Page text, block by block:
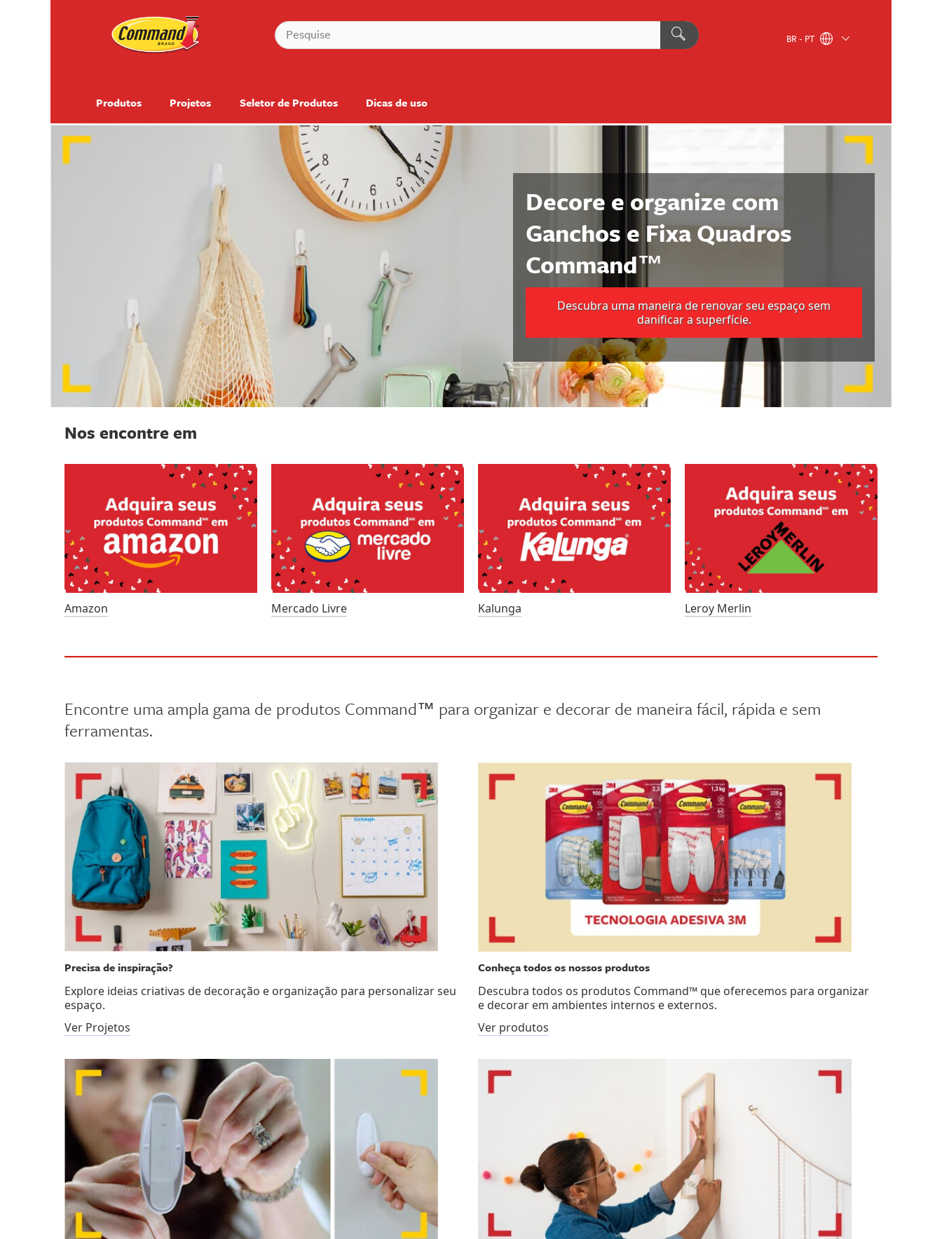
BR - PT
Produtos Projetos Seletor de Produtos Dicas de uso
Decore e organize com
Ganchos e Fixa Quadros
Command™
Descubra uma maneira de renovar seu espaço sem
danificar a superfície.
Nos encontre em
Amazon Mercado Livre Kalunga Leroy Merlin
Encontre uma ampla gama de produtos Command™ para organizar e decorar de maneira fácil, rápida e sem
ferramentas.
Precisa de inspiração?
Explore ideias criativas de decoração e organização para personalizar seu
espaço.
Ver Projetos
Conheça todos os nossos produtos
Descubra todos os produtos Command™ que oferecemos para organizar
e decorar em ambientes internos e externos.
Ver produtos